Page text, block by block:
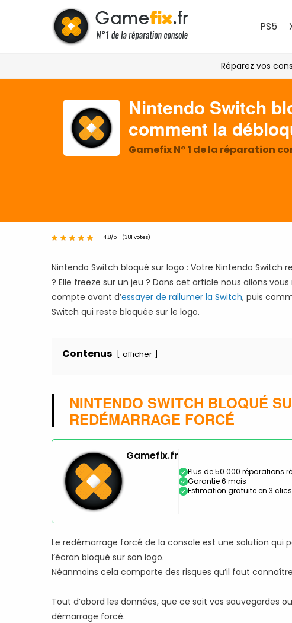
PS5
Réparez vos
Nintendo Switch
comment la
Gamefix N° 1 de la réparation
4.8/5 - (381 votes)
Nintendo Switch bloqué sur logo : Votre Nintendo
? Elle freeze sur un jeu ? Dans cet article nous allons
compte avant d’essayer de rallumer la Switch, puis
Switch qui reste bloquée sur le logo.
Contenus afficher
NINTENDO SWITCH BLOQUÉ
REDÉMARRAGE FORCÉ
Gamefix.fr
Plus de 50 000 réparations
Garantie 6 mois
Estimation gratuite en 3
Le redémarrage forcé de la console est une solution
l’écran bloqué sur son logo.
Néanmoins cela comporte des risques qu’il faut
Tout d’abord les données, que ce soit vos sauvegardes
démarrage forcé.